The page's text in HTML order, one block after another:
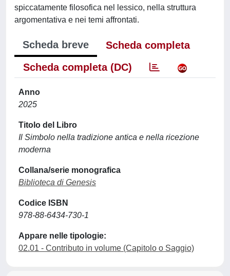
spiccatamente filosofica nel lessico, nella struttura
argomentativa e nei temi affrontati.
Scheda breve
Scheda completa
Scheda completa (DC)
Anno
2025
Titolo del Libro
Il Simbolo nella tradizione antica e nella ricezione
moderna
Collana/serie monografica
Biblioteca di Genesis
Codice ISBN
978-88-6434-730-1
Appare nelle tipologie:
02.01 - Contributo in volume (Capitolo o Saggio)